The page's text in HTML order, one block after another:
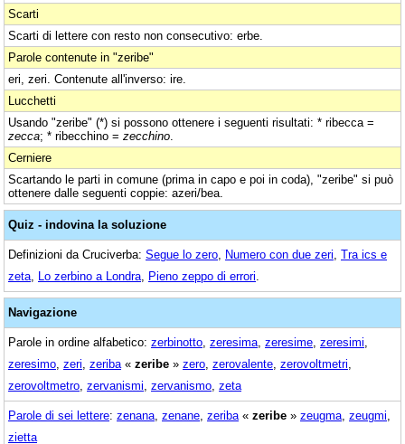
Scarti
Scarti di lettere con resto non consecutivo: erbe.
Parole contenute in "zeribe"
eri, zeri. Contenute all'inverso: ire.
Lucchetti
Usando "zeribe" (*) si possono ottenere i seguenti risultati: * ribecca =
zecca; * ribecchino = zecchino
Cerniere
Scartando le parti in comune (prima in capo e poi in coda), "zeribe" si può
ottenere dalle seguenti coppie: azeri/bea.
Quiz - indovina la soluzione
Definizioni da Cruciverba: Segue lo zero Numero con due zeri Tra ics e
zeta Lo zerbino a Londra Pieno zeppo di errori
Navigazione
Parole in ordine alfabetico: zerbinotto zeresima zeresime zeresimi
zeresimo zeri zeriba « zeribe » zero zerovalente zerovoltmetri
zerovoltmetro zervanismi zervanismo zeta
Parole di sei lettere: zenana zenane zeriba « zeribe » zeugma zeugmi
zietta